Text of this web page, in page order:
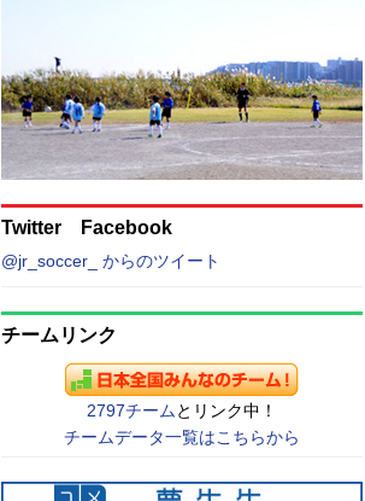
Twitter Facebook
@jr_soccer_ からのツイート
チームリンク
2797チーム とリンク中！
チームデータ一覧はこちらから